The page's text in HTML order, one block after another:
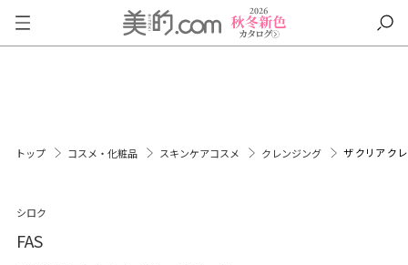
トップ コスメ・化粧品 スキンケアコスメ クレンジング ザ クリア ク
シロク
FAS